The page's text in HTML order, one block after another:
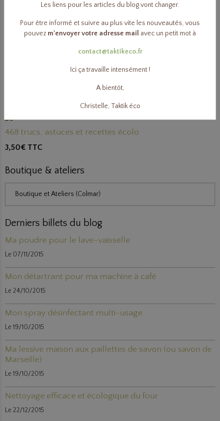
Vaporisateur 1010ml, plastique végétal
3,80€TTC
Huile essentielle Tea tree bio 10ml ou 50ml
468 trucs, astuces et recettes écolo
3,50€ TTC
Boutique & ateliers
Boutique et Ateliers (Colmar)
Derniers billets du blog
Ma poudre pour le lave-vaisselle
Le 07/11/2015
Mon détartrant pour ma machine à café
Le 24/10/2015
Mon spray désinfectant multi-usage
Le 19/10/2015
Ma lessive maison aux paillettes de savon (ou savon de
Marseille)
Le 19/10/2015
Nettoyage efficace et écologique du four
Le 22/12/2015
Les liens pour les articles du blog vont changer.
Pour être informé et suivre au plus vite les nouveautés, vous
pouvez m'envoyer votre adresse mail avec un petit mot à
contact@taktikeco.fr
Ici ça travaille intensément !
A bientôt,
Christelle, Taktik éco